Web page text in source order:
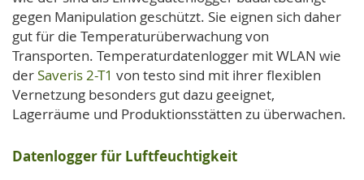
gegen Manipulation geschützt. Sie eignen sich daher
gut für die Temperaturüberwachung von
Transporten. Temperaturdatenlogger mit WLAN wie
der Saveris 2-T1 von testo sind mit ihrer flexiblen
Vernetzung besonders gut dazu geeignet,
Lagerräume und Produktionsstätten zu überwachen.
Datenlogger für Luftfeuchtigkeit